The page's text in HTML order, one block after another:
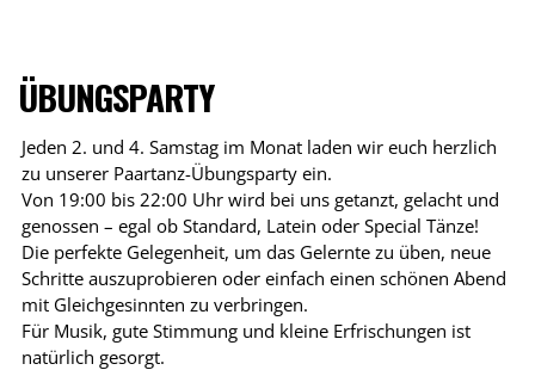
ÜBUNGSPARTY
Jeden 2. und 4. Samstag im Monat laden wir euch herzlich
zu unserer Paartanz-Übungsparty ein.
Von 19:00 bis 22:00 Uhr wird bei uns getanzt, gelacht und
genossen – egal ob Standard, Latein oder Special Tänze!
Die perfekte Gelegenheit, um das Gelernte zu üben, neue
Schritte auszuprobieren oder einfach einen schönen Abend
mit Gleichgesinnten zu verbringen.
Für Musik, gute Stimmung und kleine Erfrischungen ist
natürlich gesorgt.